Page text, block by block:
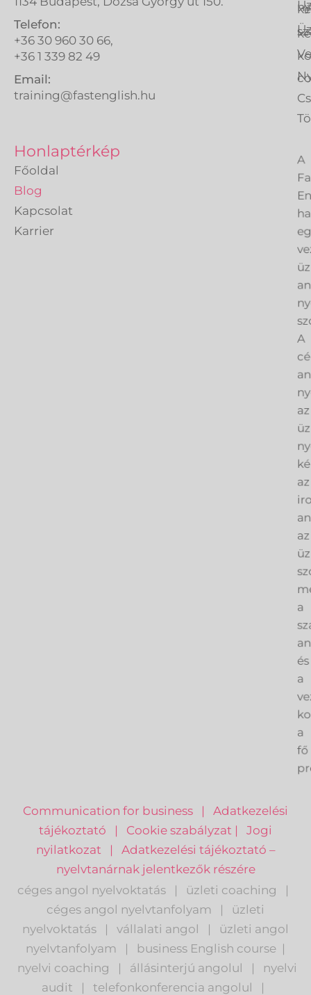
Telefon:
+36 30 960 30 66,
+36 1 339 82 49
Email:
training@fastenglish.hu
Honlaptérkép
Főoldal
Blog
Kapcsolat
Karrier
A
az
az
az
a
a
fő
Communication for business | Adatkezelési
tájékoztató | Cookie szabályzat | Jogi
nyilatkozat | Adatkezelési tájékoztató –
nyelvtanárnak jelentkezők részére
céges angol nyelvoktatás
| üzleti coaching
|
céges angol nyelvtanfolyam
|
üzleti
nyelvoktatás
| vállalati angol |
üzleti angol
nyelvtanfolyam
| business English course |
nyelvi coaching
| állásinterjú angolul |
nyelvi
audit
| telefonkonferencia angolul
|